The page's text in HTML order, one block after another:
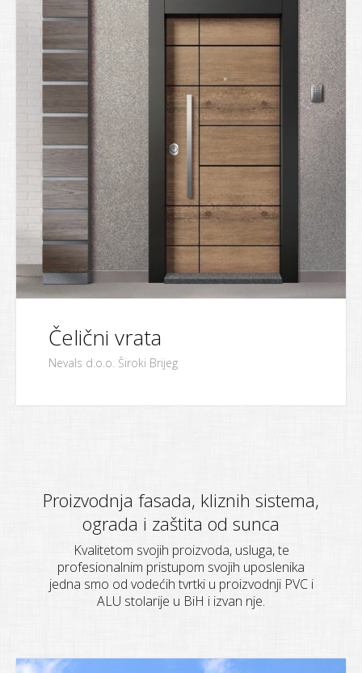
Čelični vrata
Proizvodnja fasada, kliznih sistema,
ograda i zaštita od sunca
Kvalitetom svojih proizvoda, usluga, te
profesionalnim pristupom svojih uposlenika
jedna smo od vodećih tvrtki u proizvodnji PVC i
ALU stolarije u BiH i izvan nje.